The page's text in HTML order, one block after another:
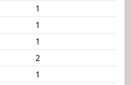
1
1
1
2
1